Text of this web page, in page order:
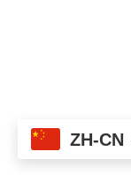
ZH-CN